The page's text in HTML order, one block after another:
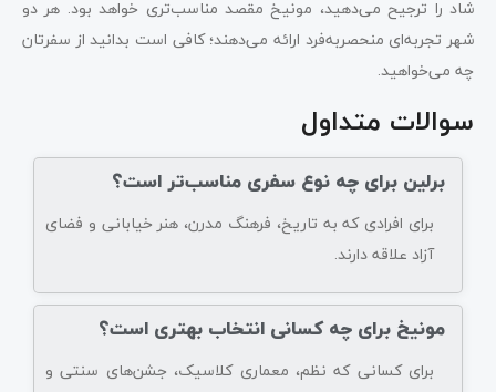
شاد را ترجیح می‌دهید، مونیخ مقصد مناسب‌تری خواهد بود. هر دو
شهر تجربه‌ای منحصربه‌فرد ارائه می‌دهند؛ کافی است بدانید از سفرتان
چه می‌خواهید.
سوالات متداول
برلین برای چه نوع سفری مناسب‌تر است؟
برای افرادی که به تاریخ، فرهنگ مدرن، هنر خیابانی و فضای
آزاد علاقه دارند.
مونیخ برای چه کسانی انتخاب بهتری است؟
برای کسانی که نظم، معماری کلاسیک، جشن‌های سنتی و